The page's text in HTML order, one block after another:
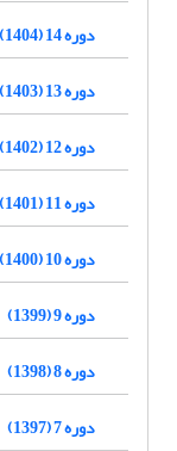
دوره 14 (1404)
دوره 13 (1403)
دوره 12 (1402)
دوره 11 (1401)
دوره 10 (1400)
دوره 9 (1399)
دوره 8 (1398)
دوره 7 (1397)